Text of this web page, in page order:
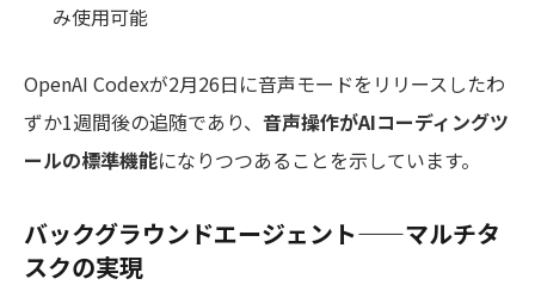
み使用可能
OpenAI Codexが2月26日に音声モードをリリースしたわ
ずか1週間後の追随であり、 音声操作がAIコーディングツ
ールの標準機能になりつつあることを示しています。
バックグラウンドエージェント——マルチタ
スクの実現